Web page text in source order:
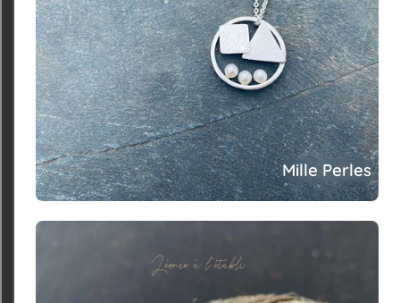
Mille Perles